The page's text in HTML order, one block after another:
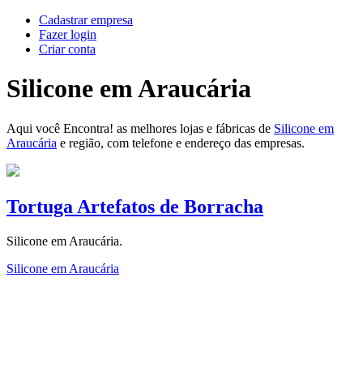
Cadastrar empresa
Fazer login
Criar conta
Silicone em Araucária
Aqui você Encontra! as melhores lojas e fábricas de Silicone em
Araucária e região, com telefone e endereço das empresas.
Tortuga Artefatos de Borracha
Silicone em Araucária.
Silicone em Araucária